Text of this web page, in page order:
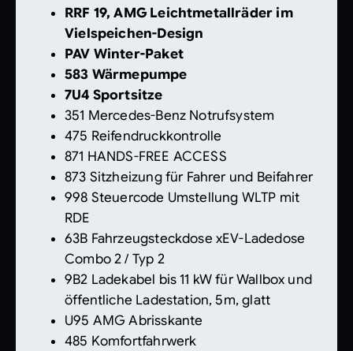
RRF 19, AMG Leichtmetallräder im
Vielspeichen-Design
PAV Winter-Paket
583 Wärmepumpe
7U4 Sportsitze
351 Mercedes-Benz Notrufsystem
475 Reifendruckkontrolle
871 HANDS-FREE ACCESS
873 Sitzheizung für Fahrer und Beifahrer
998 Steuercode Umstellung WLTP mit
RDE
63B Fahrzeugsteckdose xEV-Ladedose
Combo 2 / Typ 2
9B2 Ladekabel bis 11 kW für Wallbox und
öffentliche Ladestation, 5m, glatt
U95 AMG Abrisskante
485 Komfortfahrwerk